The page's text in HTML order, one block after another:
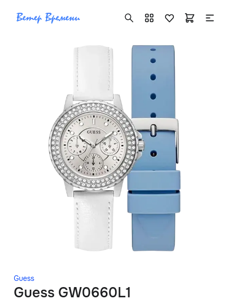
Guess
Guess GW0660L1
info@vetervremeni.kz
Авторизация
Каталог
Мужские часы
Женские часы
Скидки